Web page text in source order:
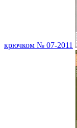
крючком № 07-2011